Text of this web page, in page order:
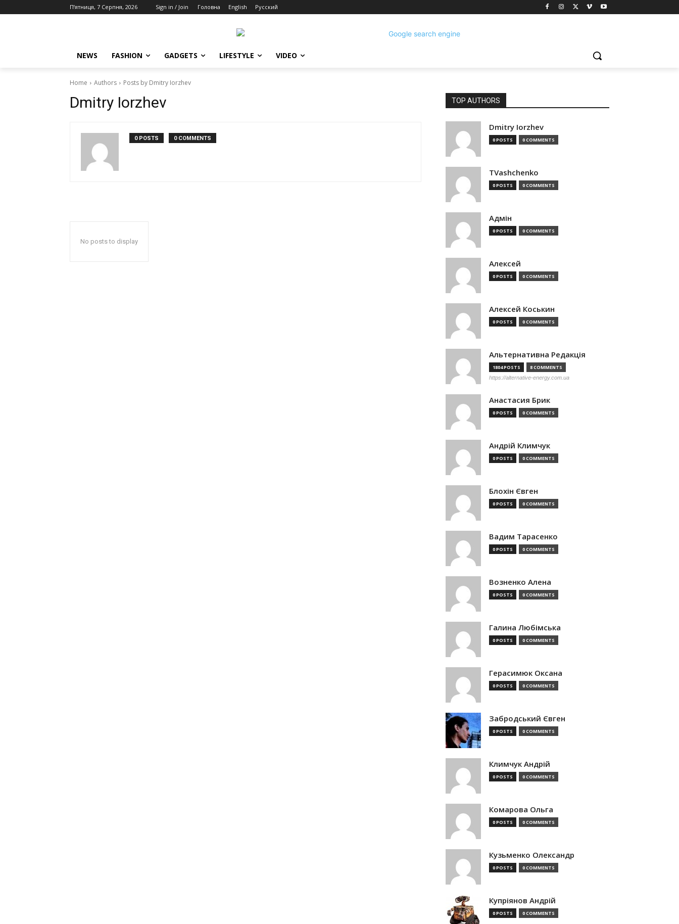
П’ятниця, 7 Серпня, 2026 Sign in / Join Головна English Русский
NEWS FASHION GADGETS LIFESTYLE VIDEO
Home Authors Posts by Dmitry Iorzhev
Dmitry Iorzhev
0 POSTS 0 COMMENTS
No posts to display
TOP AUTHORS
Dmitry Iorzhev
0 POSTS 0 COMMENTS
TVashchenko
0 POSTS 0 COMMENTS
Адмін
0 POSTS 0 COMMENTS
Алексей
0 POSTS 0 COMMENTS
Алексей Коськин
0 POSTS 0 COMMENTS
Альтернативна Редакція
1804 POSTS 8 COMMENTS
https://alternative-energy.com.ua
Анастасия Брик
0 POSTS 0 COMMENTS
Андрій Климчук
0 POSTS 0 COMMENTS
Блохін Євген
0 POSTS 0 COMMENTS
Вадим Тарасенко
0 POSTS 0 COMMENTS
Возненко Алена
0 POSTS 0 COMMENTS
Галина Любімська
0 POSTS 0 COMMENTS
Герасимюк Оксана
0 POSTS 0 COMMENTS
Забродський Євген
0 POSTS 0 COMMENTS
Климчук Андрій
0 POSTS 0 COMMENTS
Комарова Ольга
0 POSTS 0 COMMENTS
Кузьменко Олександр
0 POSTS 0 COMMENTS
Купріянов Андрій
0 POSTS 0 COMMENTS